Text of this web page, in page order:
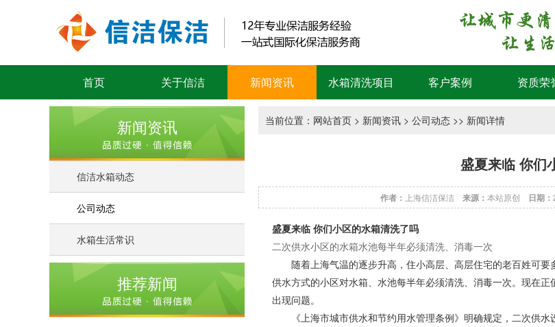
首页 关于信洁 新闻资讯 水箱清洗项目 客户案例 资质荣
新闻资讯
信洁水箱动态
公司动态
水箱生活常识
推荐新闻
当前位置： 网站首页 > 新闻资讯 > 公司动态 >> 新闻详情
盛夏来临 你们
作者： 上海信洁保洁 来源： 本站原创 日期：
盛夏来临 你们小区的水箱清洗了吗
二次供水小区的水箱水池每半年必须清洗、消毒一次
随着上海气温的逐步升高，住小高层、高层住宅的老百姓可要
供水方式的小区对水箱、水池每半年必须清洗、消毒一次。现在
出现问题。
《上海市城市供水和节约用水管理条例》明确规定，二次供水